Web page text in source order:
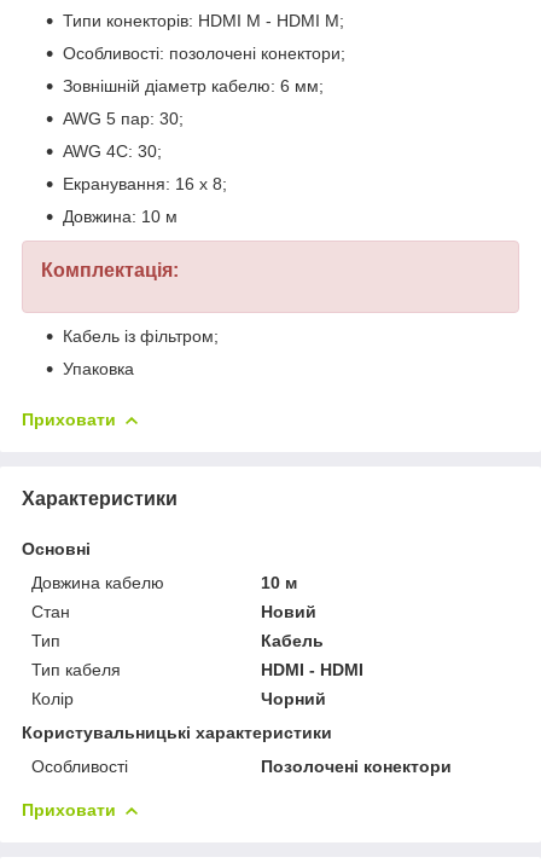
Типи конекторів: HDMI M - HDMI M;
Особливості: позолочені конектори;
Зовнішній діаметр кабелю: 6 мм;
AWG 5 пар: 30;
AWG 4С: 30;
Екранування: 16 х 8;
Довжина: 10 м
Комплектація:
Кабель із фільтром;
Упаковка
Приховати
Характеристики
Основні
Довжина кабелю
10 м
Стан
Новий
Тип
Кабель
Тип кабеля
HDMI - HDMI
Колір
Чорний
Користувальницькі характеристики
Особливості
Позолочені конектори
Приховати